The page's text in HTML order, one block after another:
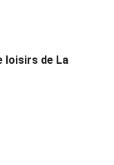
loisirs de La